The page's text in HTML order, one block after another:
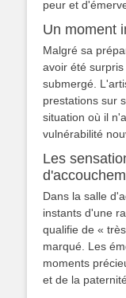
peur et
Un moment
Malgré sa
avoir été
submergé.
prestations sur
situation où il
vulnérabilité
Les
Dans la salle
instants d'une
qualifie de «
marqué. Les
moments
et de la